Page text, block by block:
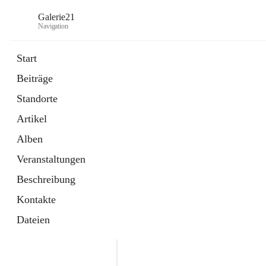
Galerie21
Navigation
Start
Beiträge
Standorte
Artikel
Alben
Veranstaltungen
Beschreibung
Kontakte
Dateien